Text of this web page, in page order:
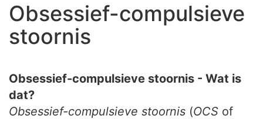
Obsessief-compulsieve
stoornis
Obsessief-compulsieve stoornis - Wat is
dat?
Obsessief-compulsieve stoornis (OCS of